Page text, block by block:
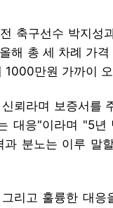
축구선수 박지성
해 총 세 차례 가
만원 가까이
뢰라며 보증서를
대응"이라며 "5년
분노는 이루 말
리고 훌륭한 대응